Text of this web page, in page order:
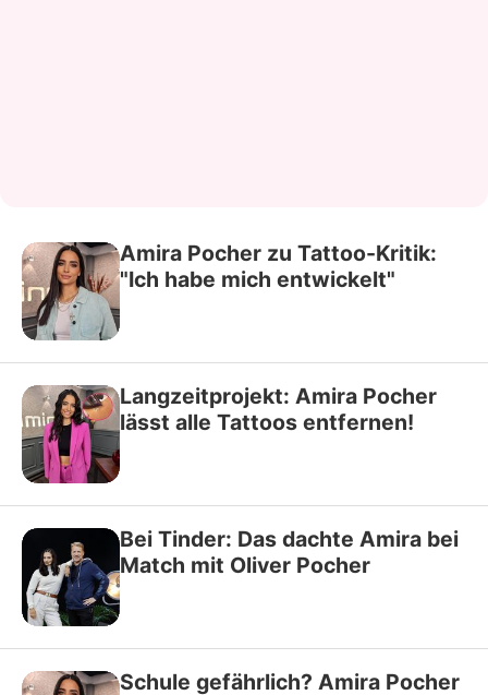
Amira Pocher zu Tattoo-Kritik:
"Ich habe mich entwickelt"
Langzeitprojekt: Amira Pocher
lässt alle Tattoos entfernen!
Bei Tinder: Das dachte Amira bei
Match mit Oliver Pocher
Schule gefährlich? Amira Pocher